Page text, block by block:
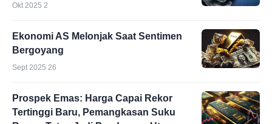
Okt 2025 2
Ekonomi AS Melonjak Saat Sentimen
Bergoyang
Sept 2025 26
Prospek Emas: Harga Capai Rekor
Tertinggi Baru, Pemangkasan Suku